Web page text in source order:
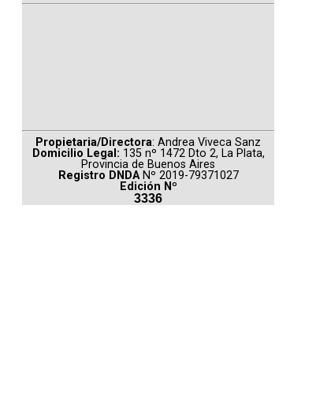
Propietaria/Directora: Andrea Viveca Sanz
Domicilio Legal: 135 nº 1472 Dto 2, La Plata,
Provincia de Buenos Aires
Registro DNDA Nº 2019-79371027
Edición Nº
3336